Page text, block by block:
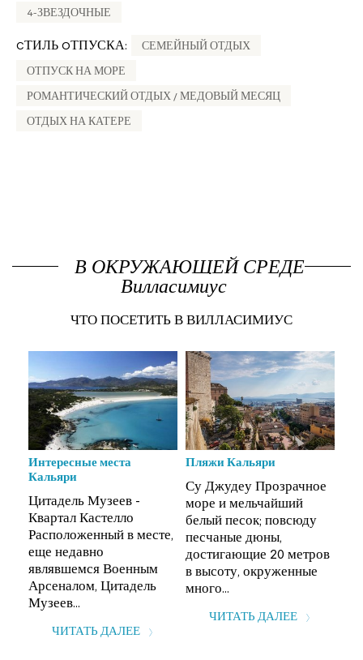
4-ЗВЕЗДОЧНЫЕ
CТИЛЬ OТПУСКА: СЕМЕЙНЫЙ ОТДЫХ
ОТПУСК НА МОРЕ
РОМАНТИЧЕСКИЙ ОТДЫХ / МЕДОВЫЙ МЕСЯЦ
ОТДЫХ НА КАТЕРЕ
В ОКРУЖАЮЩЕЙ СРЕДЕ
Вилласимиус
ЧТО ПОСЕТИТЬ В ВИЛЛАСИМИУС
Интересные места
Кальяри
Цитадель Музеев -
Квартал Кастелло
Расположенный в месте,
еще недавно
являвшемся Военным
Арсеналом, Цитадель
Музеев...
ЧИТАТЬ ДАЛЕЕ
Пляжи Кальяри
Су Джудеу Прозрачное
море и мельчайший
белый песок; повсюду
песчаные дюны,
достигающие 20 метров
в высоту, окруженные
много...
ЧИТАТЬ ДАЛЕЕ